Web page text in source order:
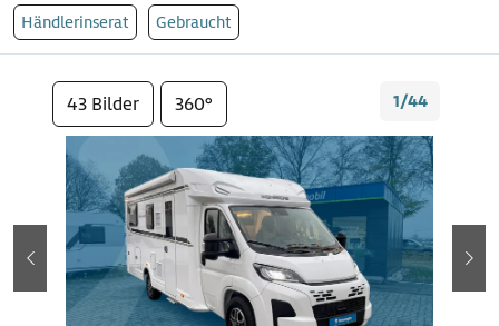
Händlerinserat Gebraucht
43 Bilder 360° 1/44
zurück